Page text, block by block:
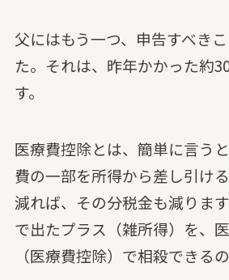
父にはもう一つ、申告すべき
た。それは、昨年かかった約
す。
医療費控除とは、簡単に言う
費の一部を所得から差し引け
減れば、その分税金も減りま
で出たプラス（雑所得）を、
（医療費控除）で相殺できるの